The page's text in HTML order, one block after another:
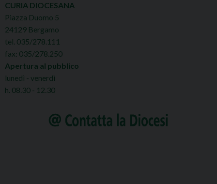
CURIA DIOCESANA
Piazza Duomo 5
24129 Bergamo
tel. 035/278.111
fax: 035/278.250
Apertura al pubblico
lunedì - venerdì
h. 08.30 - 12.30